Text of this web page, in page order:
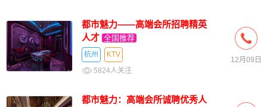
都市魅力——高端会所招聘精英
人才 全国推荐
杭州
KTV
5824人关注
12月09日
都市魅力：高端会所诚聘优秀人